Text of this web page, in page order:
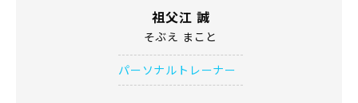
祖父江 誠
そぶえ まこと
パーソナルトレーナー